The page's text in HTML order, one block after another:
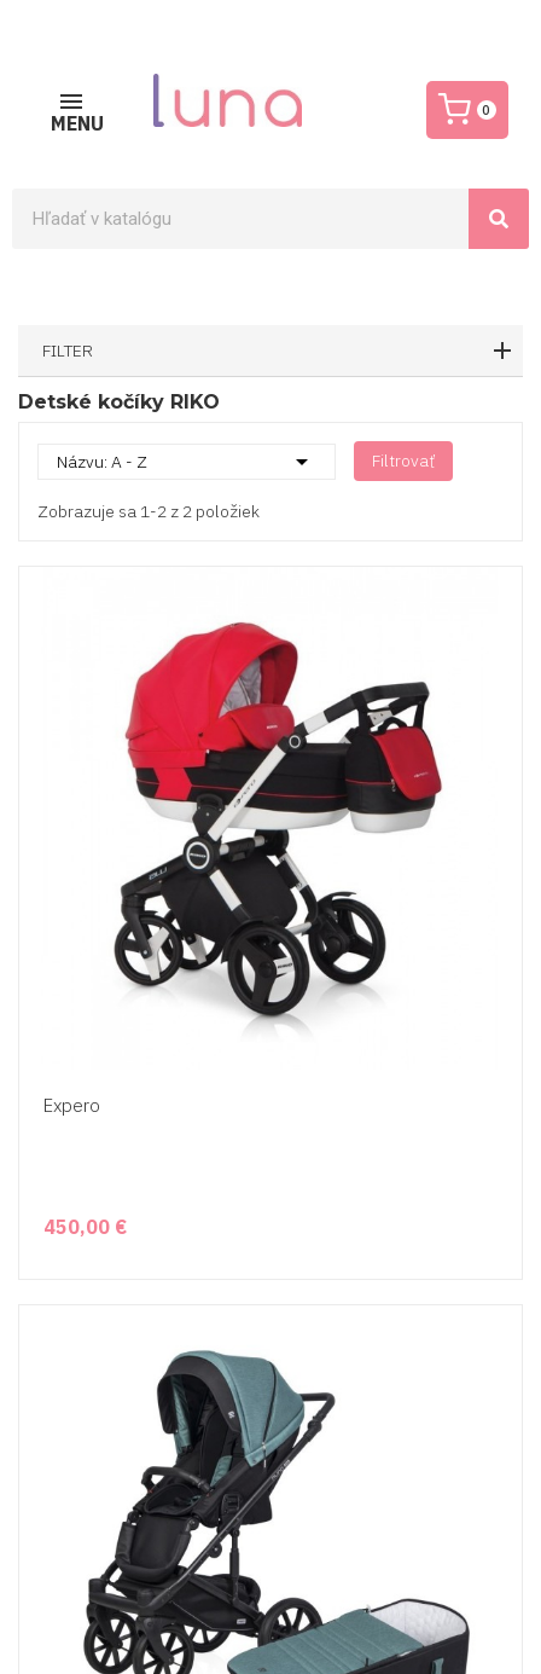
MENU
0
FILTER
Detské kočíky RIKO
Názvu: A - Z  Filtrovať
Zobrazuje sa 1-2 z 2 položiek
Expero
450,00 €